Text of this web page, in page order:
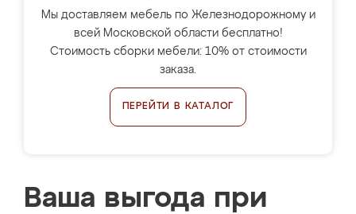
Мы доставляем мебель по Железнодорожному и
всей Московской области бесплатно!
Стоимость сборки мебели: 10% от стоимости
заказа.
ПЕРЕЙТИ В КАТАЛОГ
Ваша выгода при